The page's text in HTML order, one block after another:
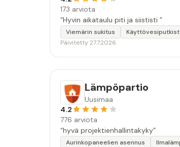
173 arviota
“Hyvin aikataulu piti ja siististi ”
Viemärin sukitus
Päivitetty 27.7.2026
Lämpöpartio
Uusimaa
4.2
776 arviota
“hyvä projektienhallintakyky”
Aurinkopaneelien asennus